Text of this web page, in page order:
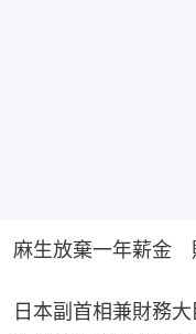
麻生放棄一年薪金
日本副首相兼財務